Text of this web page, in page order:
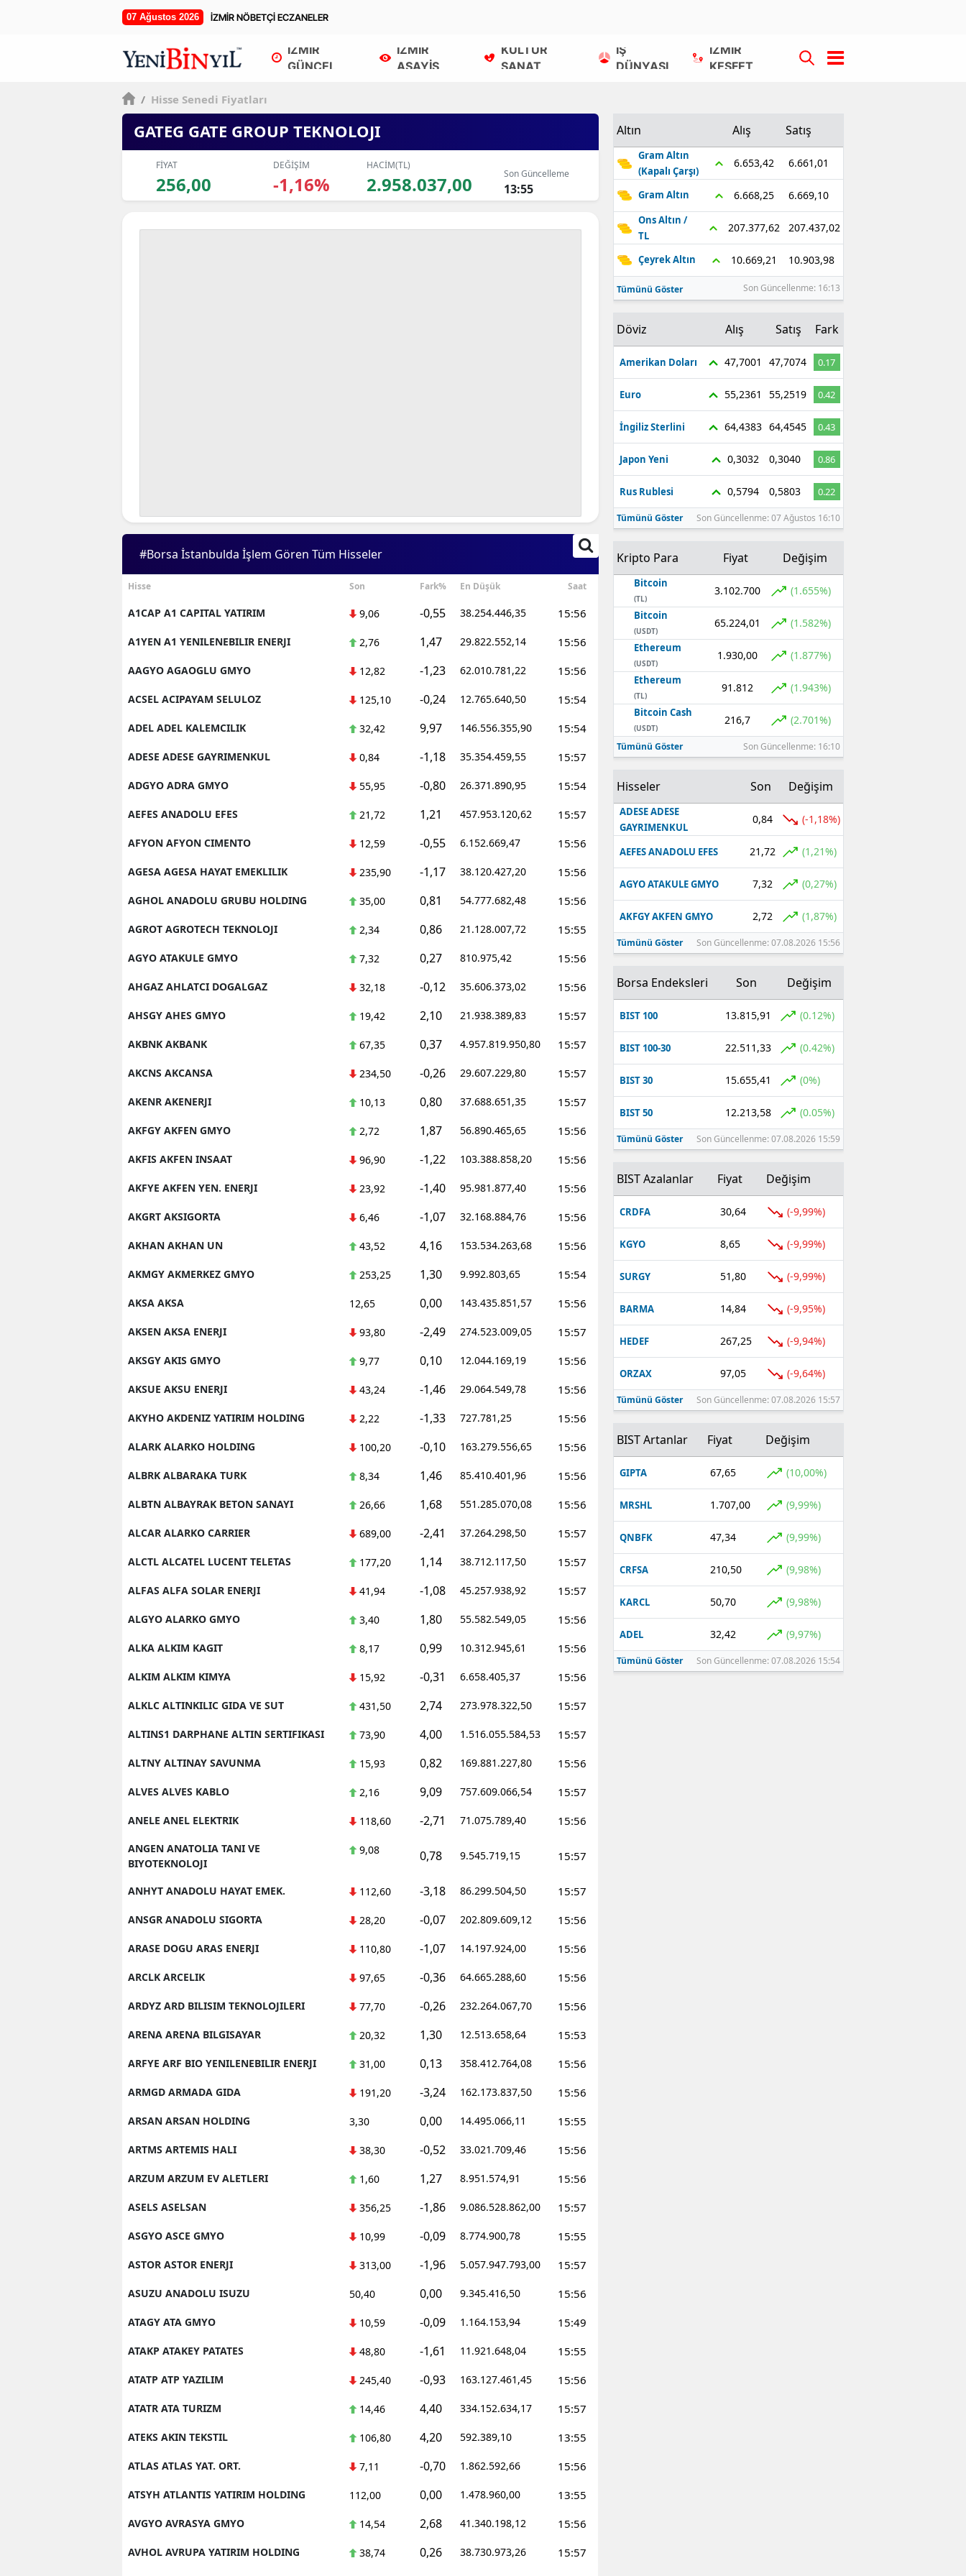
07 Ağustos 2026 İZMİR NÖBETÇİ ECZANELER
İZMİR
GÜNCEL
İZMİR
ASAYİŞ
KÜLTÜR
SANAT
İŞ
DÜNYASI
İZMİR
KEŞFET
/ Hisse Senedi Fiyatları
GATEG GATE GROUP TEKNOLOJI
FİYAT
256,00
DEĞİŞİM
-1,16%
HACİM(TL)
2.958.037,00 Son Güncelleme
13:55
#Borsa İstanbulda İşlem Gören Tüm Hisseler
Hisse Son Fark% En Düşük Saat
A1CAP A1 CAPITAL YATIRIM 9,06 -0,55 38.254.446,35 15:56
A1YEN A1 YENILENEBILIR ENERJI 2,76 1,47 29.822.552,14 15:56
AAGYO AGAOGLU GMYO 12,82 -1,23 62.010.781,22 15:56
ACSEL ACIPAYAM SELULOZ 125,10 -0,24 12.765.640,50 15:54
ADEL ADEL KALEMCILIK 32,42 9,97 146.556.355,90 15:54
ADESE ADESE GAYRIMENKUL 0,84 -1,18 35.354.459,55 15:57
ADGYO ADRA GMYO 55,95 -0,80 26.371.890,95 15:54
AEFES ANADOLU EFES 21,72 1,21 457.953.120,62 15:57
AFYON AFYON CIMENTO 12,59 -0,55 6.152.669,47 15:56
AGESA AGESA HAYAT EMEKLILIK 235,90 -1,17 38.120.427,20 15:56
AGHOL ANADOLU GRUBU HOLDING 35,00 0,81 54.777.682,48 15:56
AGROT AGROTECH TEKNOLOJI 2,34 0,86 21.128.007,72 15:55
AGYO ATAKULE GMYO 7,32 0,27 810.975,42 15:56
AHGAZ AHLATCI DOGALGAZ 32,18 -0,12 35.606.373,02 15:56
AHSGY AHES GMYO 19,42 2,10 21.938.389,83 15:57
AKBNK AKBANK 67,35 0,37 4.957.819.950,80 15:57
AKCNS AKCANSA 234,50 -0,26 29.607.229,80 15:57
AKENR AKENERJI 10,13 0,80 37.688.651,35 15:57
AKFGY AKFEN GMYO 2,72 1,87 56.890.465,65 15:56
AKFIS AKFEN INSAAT 96,90 -1,22 103.388.858,20 15:56
AKFYE AKFEN YEN. ENERJI 23,92 -1,40 95.981.877,40 15:56
AKGRT AKSIGORTA 6,46 -1,07 32.168.884,76 15:56
AKHAN AKHAN UN 43,52 4,16 153.534.263,68 15:56
AKMGY AKMERKEZ GMYO 253,25 1,30 9.992.803,65 15:54
AKSA AKSA 12,65 0,00 143.435.851,57 15:56
AKSEN AKSA ENERJI 93,80 -2,49 274.523.009,05 15:57
AKSGY AKIS GMYO 9,77 0,10 12.044.169,19 15:56
AKSUE AKSU ENERJI 43,24 -1,46 29.064.549,78 15:56
AKYHO AKDENIZ YATIRIM HOLDING 2,22 -1,33 727.781,25 15:56
ALARK ALARKO HOLDING 100,20 -0,10 163.279.556,65 15:56
ALBRK ALBARAKA TURK 8,34 1,46 85.410.401,96 15:56
ALBTN ALBAYRAK BETON SANAYI 26,66 1,68 551.285.070,08 15:56
ALCAR ALARKO CARRIER 689,00 -2,41 37.264.298,50 15:57
ALCTL ALCATEL LUCENT TELETAS 177,20 1,14 38.712.117,50 15:57
ALFAS ALFA SOLAR ENERJI 41,94 -1,08 45.257.938,92 15:57
ALGYO ALARKO GMYO 3,40 1,80 55.582.549,05 15:56
ALKA ALKIM KAGIT 8,17 0,99 10.312.945,61 15:56
ALKIM ALKIM KIMYA 15,92 -0,31 6.658.405,37 15:56
ALKLC ALTINKILIC GIDA VE SUT 431,50 2,74 273.978.322,50 15:57
ALTINS1 DARPHANE ALTIN SERTIFIKASI 73,90 4,00 1.516.055.584,53 15:57
ALTNY ALTINAY SAVUNMA 15,93 0,82 169.881.227,80 15:56
ALVES ALVES KABLO 2,16 9,09 757.609.066,54 15:57
ANELE ANEL ELEKTRIK 118,60 -2,71 71.075.789,40 15:56
ANGEN ANATOLIA TANI VE
BIYOTEKNOLOJI
9,08 0,78 9.545.719,15 15:57
ANHYT ANADOLU HAYAT EMEK. 112,60 -3,18 86.299.504,50 15:57
ANSGR ANADOLU SIGORTA 28,20 -0,07 202.809.609,12 15:56
ARASE DOGU ARAS ENERJI 110,80 -1,07 14.197.924,00 15:56
ARCLK ARCELIK 97,65 -0,36 64.665.288,60 15:56
ARDYZ ARD BILISIM TEKNOLOJILERI 77,70 -0,26 232.264.067,70 15:56
ARENA ARENA BILGISAYAR 20,32 1,30 12.513.658,64 15:53
ARFYE ARF BIO YENILENEBILIR ENERJI 31,00 0,13 358.412.764,08 15:56
ARMGD ARMADA GIDA 191,20 -3,24 162.173.837,50 15:56
ARSAN ARSAN HOLDING 3,30 0,00 14.495.066,11 15:55
ARTMS ARTEMIS HALI 38,30 -0,52 33.021.709,46 15:56
ARZUM ARZUM EV ALETLERI 1,60 1,27 8.951.574,91 15:56
ASELS ASELSAN 356,25 -1,86 9.086.528.862,00 15:57
ASGYO ASCE GMYO 10,99 -0,09 8.774.900,78 15:55
ASTOR ASTOR ENERJI 313,00 -1,96 5.057.947.793,00 15:57
ASUZU ANADOLU ISUZU 50,40 0,00 9.345.416,50 15:56
ATAGY ATA GMYO 10,59 -0,09 1.164.153,94 15:49
ATAKP ATAKEY PATATES 48,80 -1,61 11.921.648,04 15:55
ATATP ATP YAZILIM 245,40 -0,93 163.127.461,45 15:56
ATATR ATA TURIZM 14,46 4,40 334.152.634,17 15:57
ATEKS AKIN TEKSTIL 106,80 4,20 592.389,10 13:55
ATLAS ATLAS YAT. ORT. 7,11 -0,70 1.862.592,66 15:56
ATSYH ATLANTIS YATIRIM HOLDING 112,00 0,00 1.478.960,00 13:55
AVGYO AVRASYA GMYO 14,54 2,68 41.340.198,12 15:56
AVHOL AVRUPA YATIRIM HOLDING 38,74 0,26 38.730.973,26 15:57
Altın Alış Satış
Gram Altın
(Kapalı Çarşı)
6.653,42 6.661,01
Gram Altın 6.668,25 6.669,10
Ons Altın /
TL
207.377,62 207.437,02
Çeyrek Altın 10.669,21 10.903,98
Tümünü Göster Son Güncellenme: 16:13
Döviz Alış Satış Fark
Amerikan Doları 47,7001 47,7074 0.17
Euro 55,2361 55,2519 0.42
İngiliz Sterlini 64,4383 64,4545 0.43
Japon Yeni 0,3032 0,3040 0.86
Rus Rublesi 0,5794 0,5803 0.22
Tümünü Göster Son Güncellenme: 07 Ağustos 16:10
Kripto Para Fiyat Değişim
Bitcoin
(TL)
3.102.700 (1.655%)
Bitcoin
(USDT)
65.224,01 (1.582%)
Ethereum
(USDT)
1.930,00 (1.877%)
Ethereum
(TL)
91.812 (1.943%)
Bitcoin Cash
(USDT)
216,7 (2.701%)
Tümünü Göster Son Güncellenme: 16:10
Hisseler Son Değişim
ADESE ADESE
GAYRIMENKUL
0,84 (-1,18%)
AEFES ANADOLU EFES 21,72 (1,21%)
AGYO ATAKULE GMYO 7,32 (0,27%)
AKFGY AKFEN GMYO 2,72 (1,87%)
Tümünü Göster Son Güncellenme: 07.08.2026 15:56
Borsa Endeksleri Son Değişim
BIST 100 13.815,91 (0.12%)
BIST 100-30 22.511,33 (0.42%)
BIST 30 15.655,41 (0%)
BIST 50 12.213,58 (0.05%)
Tümünü Göster Son Güncellenme: 07.08.2026 15:59
BIST Azalanlar Fiyat Değişim
CRDFA 30,64 (-9,99%)
KGYO 8,65 (-9,99%)
SURGY 51,80 (-9,99%)
BARMA 14,84 (-9,95%)
HEDEF 267,25 (-9,94%)
ORZAX 97,05 (-9,64%)
Tümünü Göster Son Güncellenme: 07.08.2026 15:57
BIST Artanlar Fiyat Değişim
GIPTA 67,65 (10,00%)
MRSHL 1.707,00 (9,99%)
QNBFK 47,34 (9,99%)
CRFSA 210,50 (9,98%)
KARCL 50,70 (9,98%)
ADEL 32,42 (9,97%)
Tümünü Göster Son Güncellenme: 07.08.2026 15:54